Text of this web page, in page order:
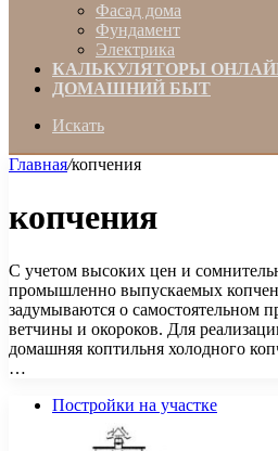
Фасад дома
Фундамент
Электрика
КАЛЬКУЛЯТОРЫ
ДОМАШНИЙ БЫТ
Искать
Главная/копчения
копчения
С учетом высоких цен и
промышленно выпускаемых
задумываются о самостоятельном
ветчины и окороков. Для
домашняя коптильня холодного
…
Постройки на участке